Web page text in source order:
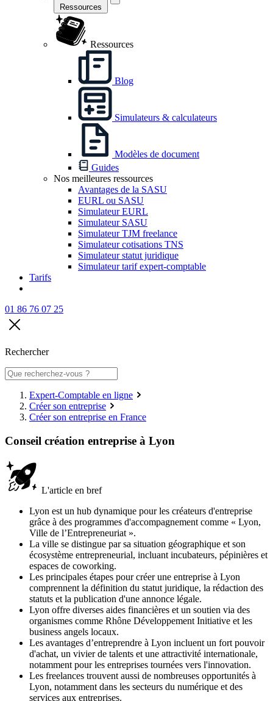
Ressources
Ressources
Blog
Simulateurs & calculateurs
Modèles de document
Guides
Nos meilleures ressources
Avantages de la SASU
EURL ou SASU
Simulateur EURL
Simulateur SASU
Simulateur TJM freelance
Simulateur cotisations TNS
Simulateur statut juridique
Simulateur tarif expert-comptable
Tarifs
01 86 76 07 25
Rechercher
Expert-Comptable en ligne
Créer son entreprise
Créer son entreprise en France
Conseil création entreprise à Lyon
L'article en bref
Lyon est un hub dynamique pour les créateurs d'entreprise
grâce à des programmes d'accompagnement comme « Lyon,
Ville de l’Entrepreneuriat ».
La ville se distingue par sa situation géographique et son
écosystème entrepreneurial, incluant incubateurs, pépinières et
espaces de coworking.
Les principales étapes pour créer une entreprise à Lyon
comprennent la définition du statut juridique, la rédaction des
statuts et la publication d'une annonce légale.
Lyon offre diverses aides financières et un soutien via des
organismes comme Rhône Développement Initiative et les
business angels locaux.
Les avantages d’entreprendre à Lyon incluent un fort pouvoir
d'achat, un vivier de talents et une attractivité internationale,
notamment pour les entreprises tournées vers l'innovation.
Les freelances trouvent aussi de nombreuses opportunités à
Lyon, notamment dans les secteurs du numérique et des
services aux entreprises.